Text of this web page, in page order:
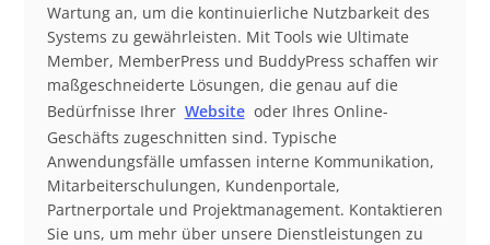
Wartung an, um die kontinuierliche Nutzbarkeit des
Systems zu gewährleisten. Mit Tools wie Ultimate
Member, MemberPress und BuddyPress schaffen wir
maßgeschneiderte Lösungen, die genau auf die
Bedürfnisse Ihrer Website oder Ihres Online-
Geschäfts zugeschnitten sind. Typische
Anwendungsfälle umfassen interne Kommunikation,
Mitarbeiterschulungen, Kundenportale,
Partnerportale und Projektmanagement. Kontaktieren
Sie uns, um mehr über unsere Dienstleistungen zu